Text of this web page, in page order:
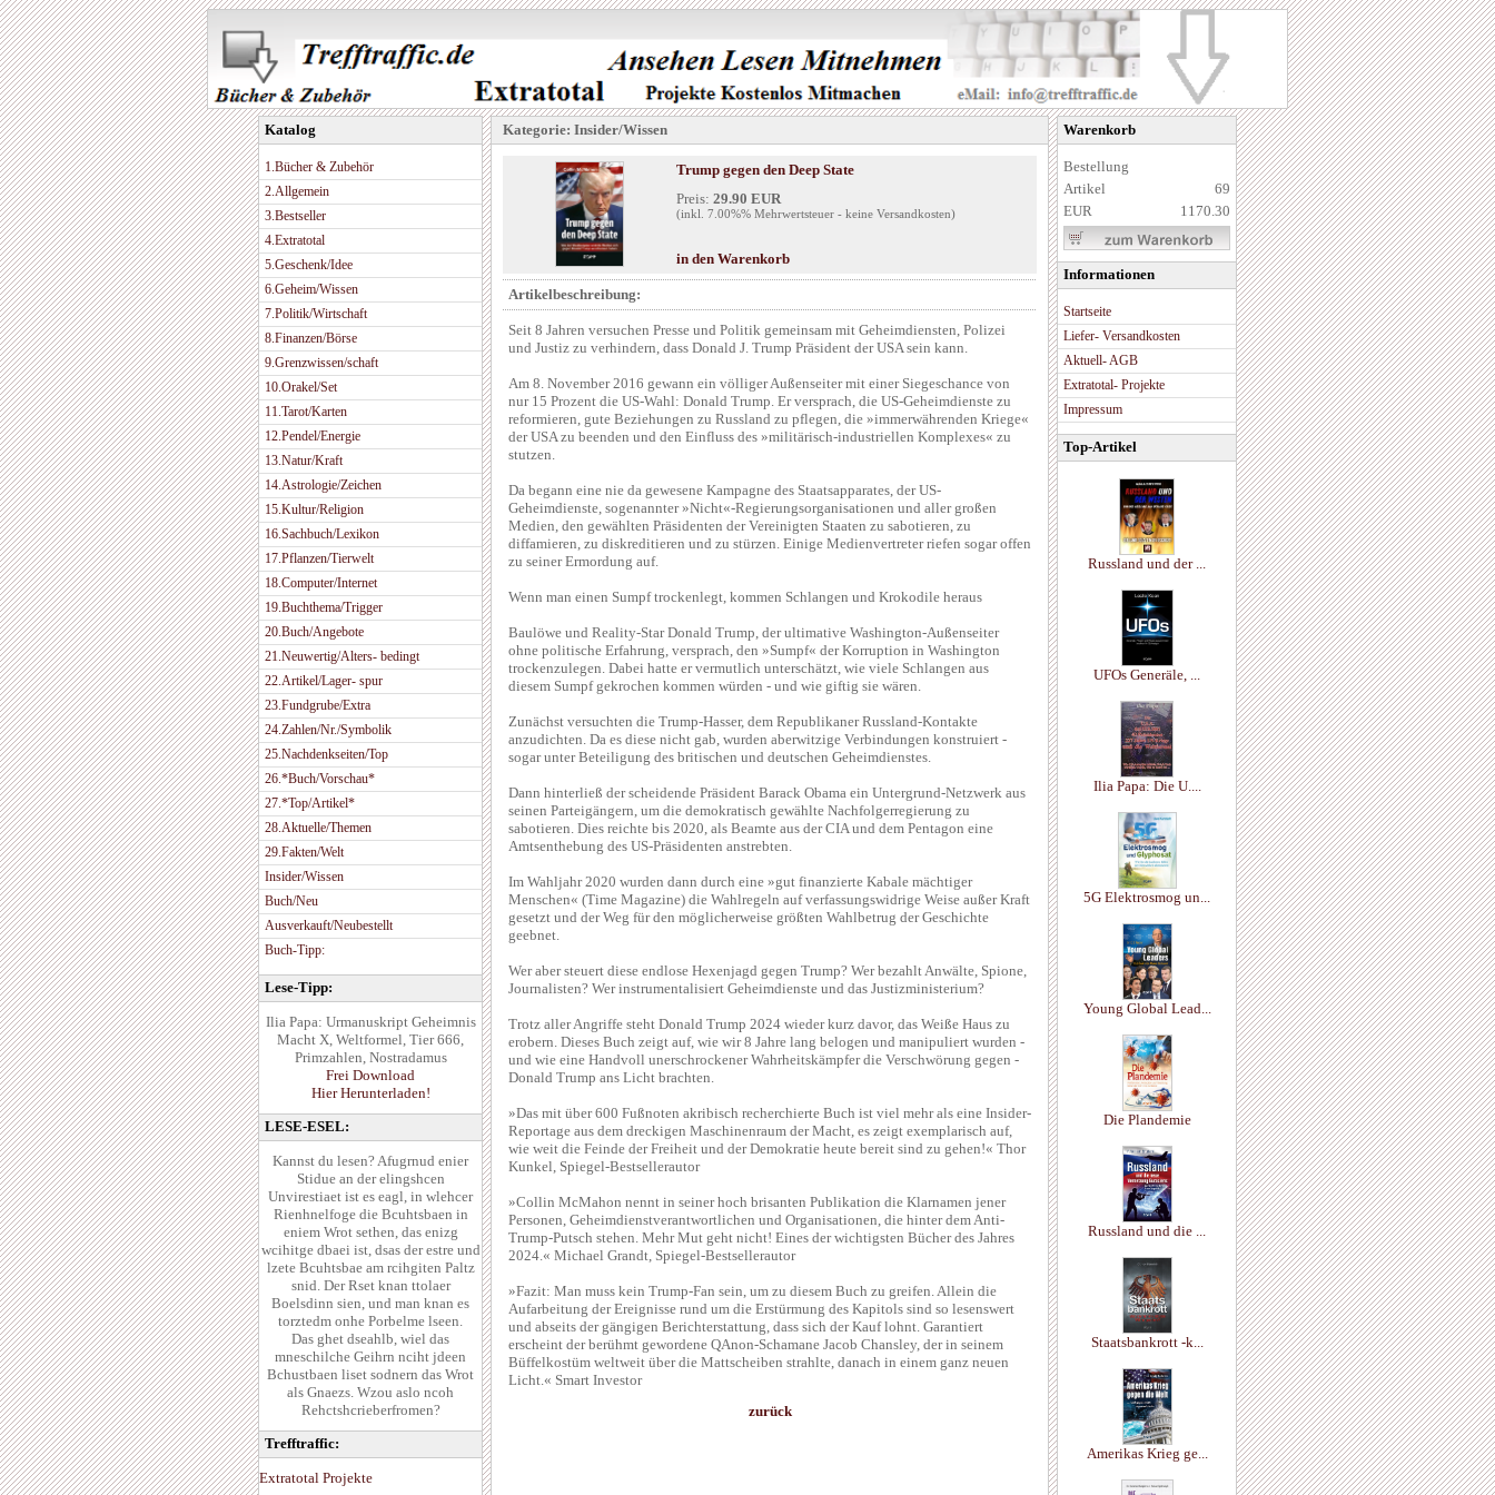
Katalog
1.Bücher & Zubehör
2.Allgemein
3.Bestseller
4.Extratotal
5.Geschenk/Idee
6.Geheim/Wissen
7.Politik/Wirtschaft
8.Finanzen/Börse
9.Grenzwissen/schaft
10.Orakel/Set
11.Tarot/Karten
12.Pendel/Energie
13.Natur/Kraft
14.Astrologie/Zeichen
15.Kultur/Religion
16.Sachbuch/Lexikon
17.Pflanzen/Tierwelt
18.Computer/Internet
19.Buchthema/Trigger
20.Buch/Angebote
21.Neuwertig/Alters- bedingt
22.Artikel/Lager- spur
23.Fundgrube/Extra
24.Zahlen/Nr./Symbolik
25.Nachdenkseiten/Top
26.*Buch/Vorschau*
27.*Top/Artikel*
28.Aktuelle/Themen
29.Fakten/Welt
Insider/Wissen
Buch/Neu
Ausverkauft/Neubestellt
Buch-Tipp:
Lese-Tipp:
Ilia Papa: Urmanuskript Geheimnis
Macht X, Weltformel, Tier 666,
Primzahlen, Nostradamus
Frei Download
Hier Herunterladen!
LESE-ESEL:
Kannst du lesen? Afugrnud enier
Stidue an der elingshcen
Unvirestiaet ist es eagl, in wlehcer
Rienhnelfoge die Bcuhtsbaen in
eniem Wrot sethen, das enizg
wcihitge dbaei ist, dsas der estre und
lzete Bcuhtsbae am rcihgiten Paltz
snid. Der Rset knan ttolaer
Boelsdinn sien, und man knan es
torztedm onhe Porbelme lseen.
Das ghet dseahlb, wiel das
mneschilche Geihrn nciht jdeen
Bchustbaen liset sodnern das Wrot
als Gnaezs. Wzou aslo ncoh
Rehctshcrieberfromen?
Trefftraffic:
Extratotal Projekte
Kategorie: Insider/Wissen
Trump gegen den Deep State
Preis: 29.90 EUR
(inkl. 7.00%% Mehrwertsteuer - keine Versandkosten)
in den Warenkorb
Artikelbeschreibung:
Seit 8 Jahren versuchen Presse und Politik gemeinsam mit Geheimdiensten, Polizei
und Justiz zu verhindern, dass Donald J. Trump Präsident der USA sein kann.
Am 8. November 2016 gewann ein völliger Außenseiter mit einer Siegeschance von
nur 15 Prozent die US-Wahl: Donald Trump. Er versprach, die US-Geheimdienste zu
reformieren, gute Beziehungen zu Russland zu pflegen, die »immerwährenden Kriege«
der USA zu beenden und den Einfluss des »militärisch-industriellen Komplexes« zu
stutzen.
Da begann eine nie da gewesene Kampagne des Staatsapparates, der US-
Geheimdienste, sogenannter »Nicht«-Regierungsorganisationen und aller großen
Medien, den gewählten Präsidenten der Vereinigten Staaten zu sabotieren, zu
diffamieren, zu diskreditieren und zu stürzen. Einige Medienvertreter riefen sogar offen
zu seiner Ermordung auf.
Wenn man einen Sumpf trockenlegt, kommen Schlangen und Krokodile heraus
Baulöwe und Reality-Star Donald Trump, der ultimative Washington-Außenseiter
ohne politische Erfahrung, versprach, den »Sumpf« der Korruption in Washington
trockenzulegen. Dabei hatte er vermutlich unterschätzt, wie viele Schlangen aus
diesem Sumpf gekrochen kommen würden - und wie giftig sie wären.
Zunächst versuchten die Trump-Hasser, dem Republikaner Russland-Kontakte
anzudichten. Da es diese nicht gab, wurden aberwitzige Verbindungen konstruiert -
sogar unter Beteiligung des britischen und deutschen Geheimdienstes.
Dann hinterließ der scheidende Präsident Barack Obama ein Untergrund-Netzwerk aus
seinen Parteigängern, um die demokratisch gewählte Nachfolgerregierung zu
sabotieren. Dies reichte bis 2020, als Beamte aus der CIA und dem Pentagon eine
Amtsenthebung des US-Präsidenten anstrebten.
Im Wahljahr 2020 wurden dann durch eine »gut finanzierte Kabale mächtiger
Menschen« (Time Magazine) die Wahlregeln auf verfassungswidrige Weise außer Kraft
gesetzt und der Weg für den möglicherweise größten Wahlbetrug der Geschichte
geebnet.
Wer aber steuert diese endlose Hexenjagd gegen Trump? Wer bezahlt Anwälte, Spione,
Journalisten? Wer instrumentalisiert Geheimdienste und das Justizministerium?
Trotz aller Angriffe steht Donald Trump 2024 wieder kurz davor, das Weiße Haus zu
erobern. Dieses Buch zeigt auf, wie wir 8 Jahre lang belogen und manipuliert wurden -
und wie eine Handvoll unerschrockener Wahrheitskämpfer die Verschwörung gegen ­
Donald Trump ans Licht brachten.
»Das mit über 600 Fußnoten akribisch recherchierte Buch ist viel mehr als eine Insider-
Reportage aus dem dreckigen Maschinenraum der Macht, es zeigt exemplarisch auf,
wie weit die Feinde der Freiheit und der Demokratie heute bereit sind zu gehen!« Thor
Kunkel, Spiegel-Bestsellerautor
»Collin McMahon nennt in seiner hoch brisanten Publikation die Klarnamen jener
Personen, Geheimdienstverantwortlichen und Organisationen, die hinter dem Anti-
Trump-Putsch stehen. Mehr Mut geht nicht! Eines der wichtigsten Bücher des Jahres
2024.« Michael Grandt, Spiegel-Bestsellerautor
»Fazit: Man muss kein Trump-Fan sein, um zu diesem Buch zu greifen. Allein die
Aufarbeitung der Ereignisse rund um die Erstürmung des Kapitols sind so lesenswert
und abseits der gängigen Berichterstattung, dass sich der Kauf lohnt. Garantiert
erscheint der berühmt gewordene QAnon-Schamane Jacob Chansley, der in seinem
Büffelkostüm weltweit über die Mattscheiben strahlte, danach in einem ganz neuen
Licht.« Smart Investor
zurück
Warenkorb
Bestellung
Artikel
69
EUR
1170.30
Informationen
Startseite
Liefer- Versandkosten
Aktuell- AGB
Extratotal- Projekte
Impressum
Top-Artikel
Russland und der ...
UFOs Generäle, ...
Ilia Papa: Die U....
5G Elektrosmog un...
Young Global Lead...
Die Plandemie
Russland und die ...
Staatsbankrott -k...
Amerikas Krieg ge...